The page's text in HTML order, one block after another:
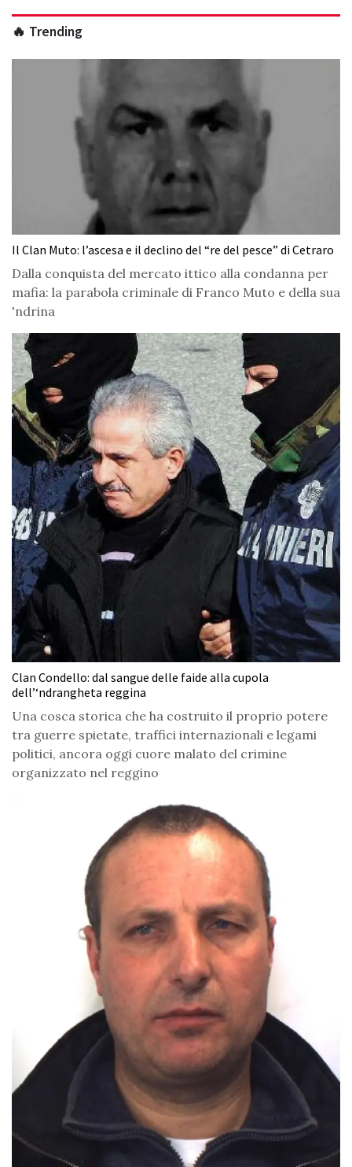
🔥 Trending
Il Clan Muto: l’ascesa e il declino del “re del pesce” di Cetraro
Dalla conquista del mercato ittico alla condanna per
mafia: la parabola criminale di Franco Muto e della sua
'ndrina
Clan Condello: dal sangue delle faide alla cupola
dell’‘ndrangheta reggina
Una cosca storica che ha costruito il proprio potere
tra guerre spietate, traffici internazionali e legami
politici, ancora oggi cuore malato del crimine
organizzato nel reggino